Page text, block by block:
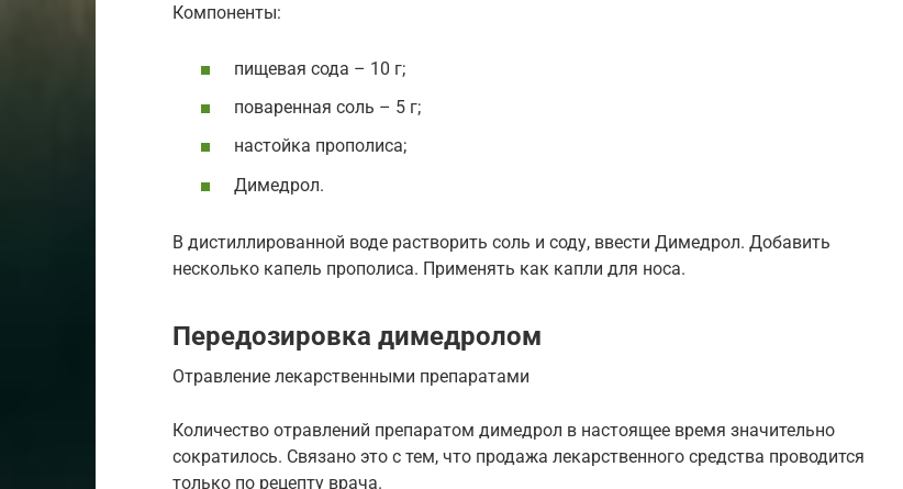
Компоненты:
пищевая сода – 10 г;
поваренная соль – 5 г;
настойка прополиса;
Димедрол.
В дистиллированной воде растворить соль и соду, ввести Димедрол. Добавить
несколько капель прополиса. Применять как капли для носа.
Передозировка димедролом
Отравление лекарственными препаратами
Количество отравлений препаратом димедрол в настоящее время значительно
сократилось. Связано это с тем, что продажа лекарственного средства проводится
только по рецепту врача.